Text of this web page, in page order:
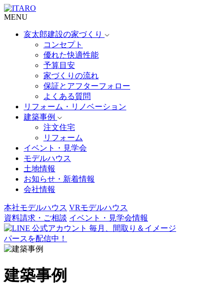
MENU
亥太郎建設の家づくり
コンセプト
優れた快適性能
予算目安
家づくりの流れ
保証とアフターフォロー
よくある質問
リフォーム・リノベーション
建築事例
注文住宅
リフォーム
イベント・見学会
モデルハウス
土地情報
お知らせ・新着情報
会社情報
本社モデルハウス VRモデルハウス
資料請求・ご相談 イベント・見学会情報
毎月、間取り＆イメージ
パースを配信中！
建築事例